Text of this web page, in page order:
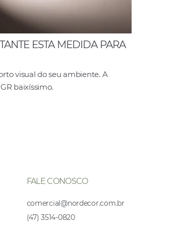
ESTA MEDIDA PARA
visual do seu ambiente. A
baixíssimo.
FALE CONOSCO
comercial@nordecor.com.br
(47) 3514-0820